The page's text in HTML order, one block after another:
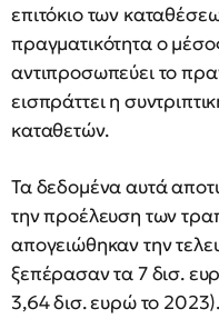
επιτόκιο των
πραγματικότητα ο
αντιπροσωπεύει το
εισπράττει η
καταθετών.
Τα δεδομένα αυτά
την προέλευση των
απογειώθηκαν την
ξεπέρασαν τα 7 δισ.
3,64 δισ. ευρώ το 2023).